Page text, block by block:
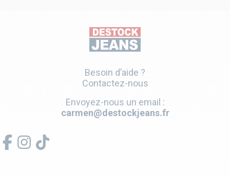
Besoin d’aide ?
Contactez-nous
Envoyez-nous un email :
carmen@destockjeans.fr